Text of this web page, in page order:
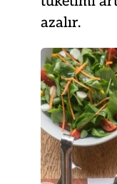
azalır.